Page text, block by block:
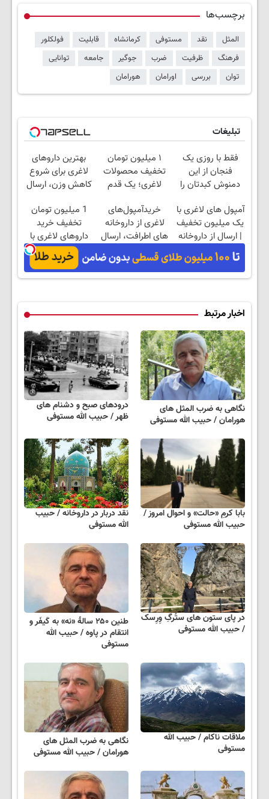
برچسب‌ها
المثل نقد مستوفی کرمانشاه قابلیت
فولکلور
فرهنگ
ظرفیت ضرب جوگیر جامعه
توانایی
توان
بررسی اورامان هورامان
تبلیغات
فقط با روزی یک
فنجان از این
دمنوش کبدتان را
۱ میلیون تومان
تخفیف محصولات
لاغری؛ یک قدم
کاهش وزن
بهترین داروهای
لاغری برای شروع
کاهش وزن، ارسال
نزدیکت!
آمپول های لاغری با
یک میلیون تخفیف
| ارسال از داروخانه
های معتبر
خریدآمپول‌های
لاغری از داروخانه
های اطرافت، ارسال
فوری همراه با پک
یخ!
1 میلیون تومان
تخفیف خرید
داروهای لاغری با
ارسال از داروخانه و
پک یخ!
اخبار مرتبط
نگاهی به ضرب المثل های
هورامان / حبیب الله مستوفی
درودهای صبح و دشنام های
ظهر / حبیب الله مستوفی
بابا کرمِ «حالت» و احوال امروز /
حبیب الله مستوفی
نقد دربار در داروخانه / حبیب
الله مستوفی
در پای ستون های ستُرگِ وِرِسک
/ حبیب الله مستوفی
طنین ۲۵۰ سالهٔ «نه» به کَیفَر و
انتقام در پاوه / حبیب الله
مستوفی
ملاقات ناکام / حبیب الله
مستوفی
نگاهی به ضرب المثل های
هورامان / حبیب الله مستوفی